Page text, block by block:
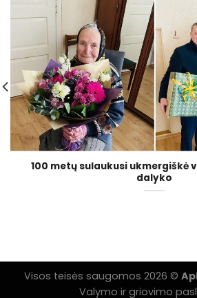
100 metų sulaukusi ukmergiškė
dalyko
Visos teisės saugomos 2026 ©
Valymo ir griovimo